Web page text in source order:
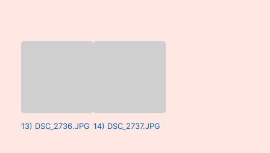
13) DSC_2736.JPG 14) DSC_2737.JPG